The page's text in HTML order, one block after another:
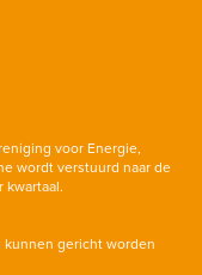
voor Energie,
wordt verstuurd naar de
gericht worden